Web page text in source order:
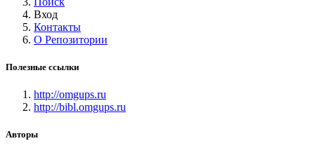
Вход
Контакты
О Репозитории
Полезные ссылки
http://omgups.ru
http://bibl.omgups.ru
Авторы